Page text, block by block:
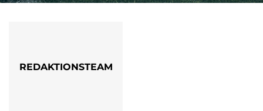
REDAKTIONSTEAM